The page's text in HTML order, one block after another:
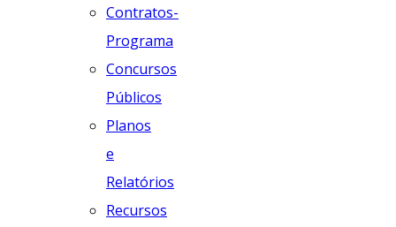
Contratos-
Programa
Concursos
Públicos
Planos
e
Relatórios
Recursos